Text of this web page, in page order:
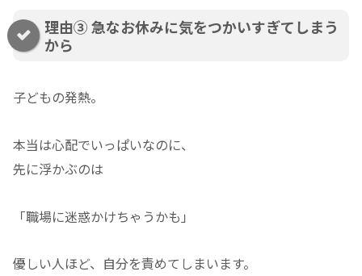
理由③ 急なお休みに気をつかいすぎてしまう
から
子どもの発熱。
本当は心配でいっぱいなのに、
先に浮かぶのは
「職場に迷惑かけちゃうかも」
優しい人ほど、自分を責めてしまいます。